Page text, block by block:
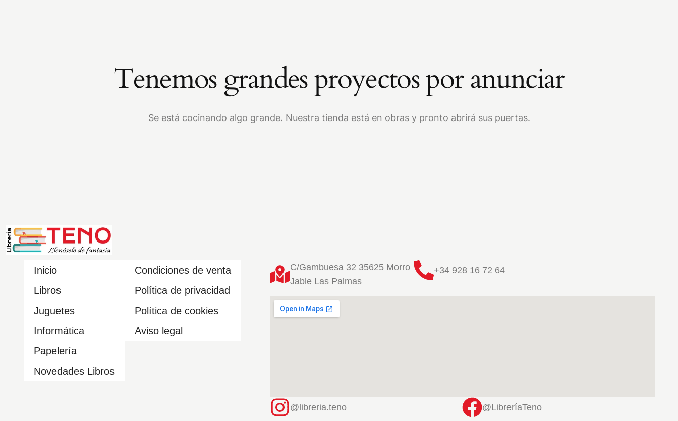
Tenemos grandes proyectos por anunciar
Se está cocinando algo grande. Nuestra tienda está en obras y pronto abrirá sus puertas.
Inicio
Libros
Juguetes
Informática
Papelería
Novedades Libros
Condiciones de venta
Política de privacidad
Política de cookies
Aviso legal
C/Gambuesa 32 35625 Morro
Jable Las Palmas
+34 928 16 72 64
@libreria.teno @LibreríaTeno